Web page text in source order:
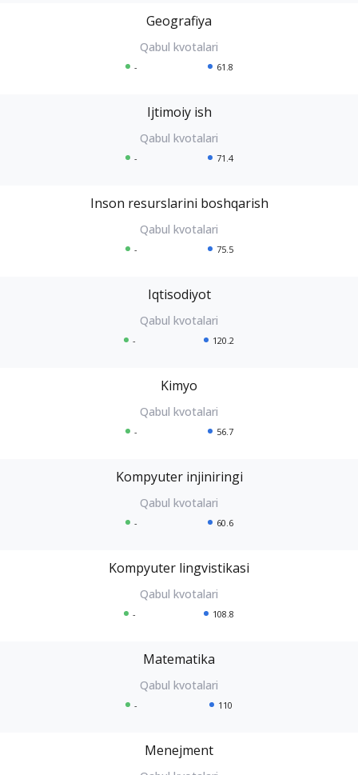
Geografiya
- 61.8
Ijtimoiy ish
- 71.4
Inson resurslarini boshqarish
- 75.5
Iqtisodiyot
- 120.2
Kimyo
- 56.7
Kompyuter injiniringi
- 60.6
Kompyuter lingvistikasi
- 108.8
Matematika
- 110
Menejment